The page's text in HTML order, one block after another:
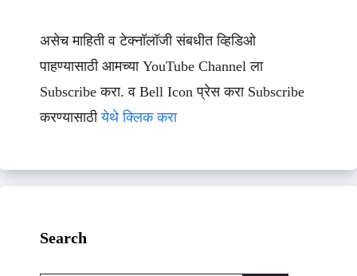
असेच माहिती व टेक्नॉलॉजी संबधीत व्हिडिओ
पाहण्यासाठी आमच्या YouTube Channel ला
Subscribe करा. व Bell Icon प्रेस करा Subscribe
करण्यासाठीयेथे क्लिक करा
Search